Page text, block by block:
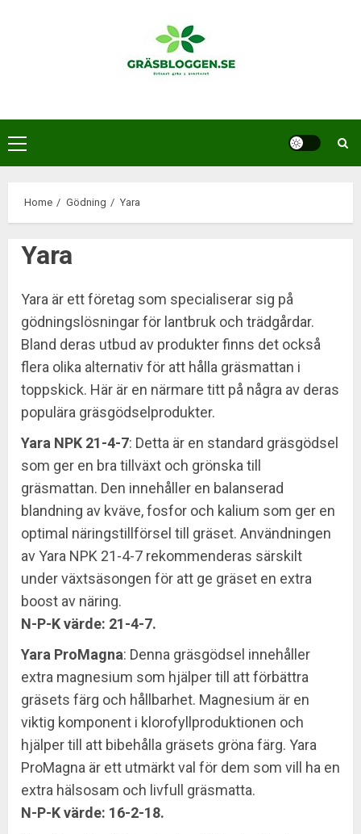
Primary
Menu
Home Gödning Yara
Yara
Yara är ett företag som specialiserar sig på
gödningslösningar för lantbruk och trädgårdar.
Bland deras utbud av produkter finns det också
flera olika alternativ för att hålla gräsmattan i
toppskick. Här är en närmare titt på några av deras
populära gräsgödselprodukter.
Yara NPK 21-4-7: Detta är en standard gräsgödsel
som ger en bra tillväxt och grönska till
gräsmattan. Den innehåller en balanserad
blandning av kväve, fosfor och kalium som ger en
optimal näringstillförsel till gräset. Användningen
av Yara NPK 21-4-7 rekommenderas särskilt
under växtsäsongen för att ge gräset en extra
boost av näring.
N-P-K värde: 21-4-7.
Yara ProMagna: Denna gräsgödsel innehåller
extra magnesium som hjälper till att förbättra
gräsets färg och hållbarhet. Magnesium är en
viktig komponent i klorofyllproduktionen och
hjälper till att bibehålla gräsets gröna färg. Yara
ProMagna är ett utmärkt val för dem som vill ha en
extra hälsosam och livfull gräsmatta.
N-P-K värde: 16-2-18.